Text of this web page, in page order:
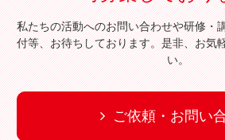
私たちの活動へのお問い合わせや研修・
付等、お待ちしております。是非、お気
い。
ご依頼・お問い